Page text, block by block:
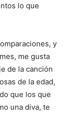
lo que
y
me gusta
de la canción
de la edad,
que los que
una diva, te